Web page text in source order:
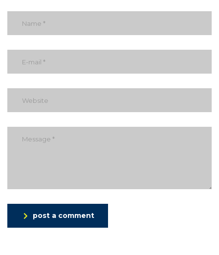
post a comment